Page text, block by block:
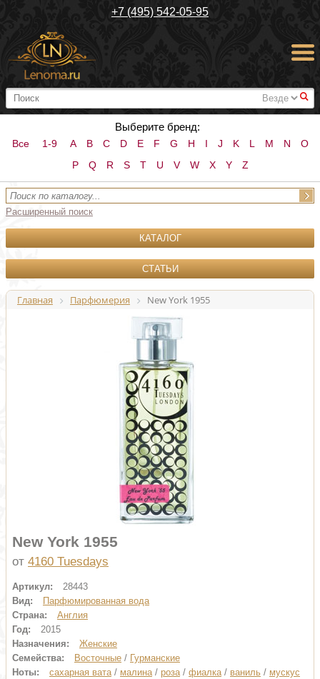
+7 (495) 542-05-95
#
Выберите бренд:
Все 1-9 A B C D E F G H I J K L M N
O
P
Q R S T U V W X Y Z
Расширенный поиск
КАТАЛОГ
СТАТЬИ
Главная Парфюмерия New York 1955
New York 1955
от 4160 Tuesdays
Артикул:
28443
Вид:
Парфюмированная вода
Страна:
Англия
Год:
2015
Назначения:
Женские
Семейства:
Восточные / Гурманские
Ноты:
сахарная вата/ малина/ роза/ фиалка/ ваниль / мускус